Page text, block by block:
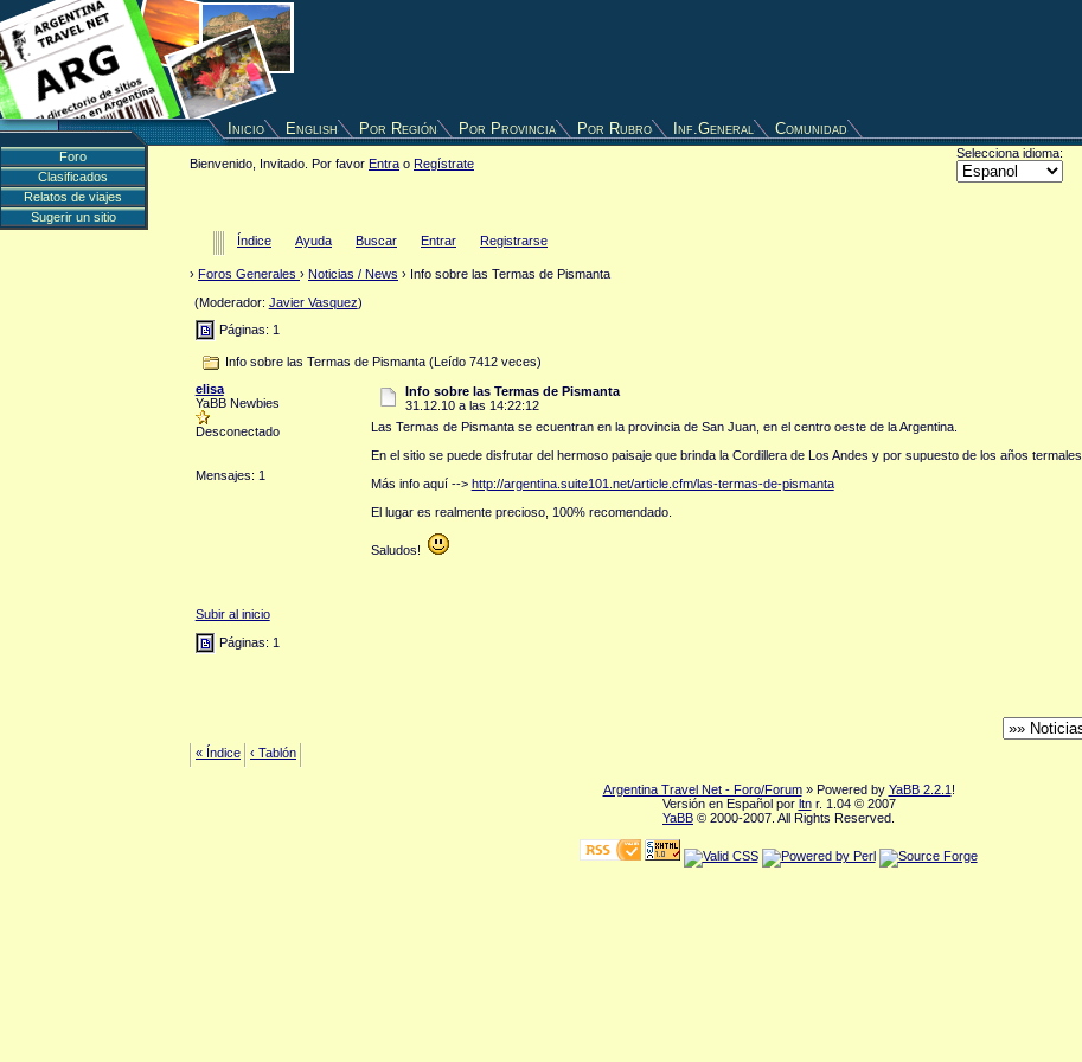
Inicio English Por Región Por Provincia Por Rubro Inf.General Comunidad
Foro
Clasificados
Relatos de viajes
Sugerir un sitio
Bienvenido, Invitado. Por favor Entra o Regístrate
Selecciona idioma:
Índice Ayuda Buscar Entrar Registrarse
› Foros Generales › Noticias / News › Info sobre las Termas de Pismanta
(Moderador: Javier Vasquez)
Páginas: 1
Info sobre las Termas de Pismanta (Leído 7412 veces)
elisa
YaBB Newbies
Desconectado
Mensajes: 1
Info sobre las Termas de Pismanta
31.12.10 a las 14:22:12
Las Termas de Pismanta se ecuentran en la provincia de San Juan, en el centro oeste de la Argentina.
En el sitio se puede disfrutar del hermoso paisaje que brinda la Cordillera de Los Andes y por supuesto de los años termales.
Más info aquí --> http://argentina.suite101.net/article.cfm/las-termas-de-pismanta
El lugar es realmente precioso, 100% recomendado.
Saludos!
Subir al inicio
Páginas: 1
« Índice ‹ Tablón
Argentina Travel Net - Foro/Forum» Powered by YaBB 2.2.1 !
Versión en Español por ltnr. 1.04 © 2007
YaBB © 2000-2007. All Rights Reserved.